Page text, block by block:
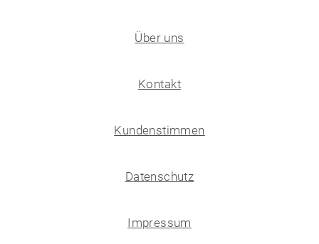
Über uns
Kontakt
Kundenstimmen
Datenschutz
Impressum